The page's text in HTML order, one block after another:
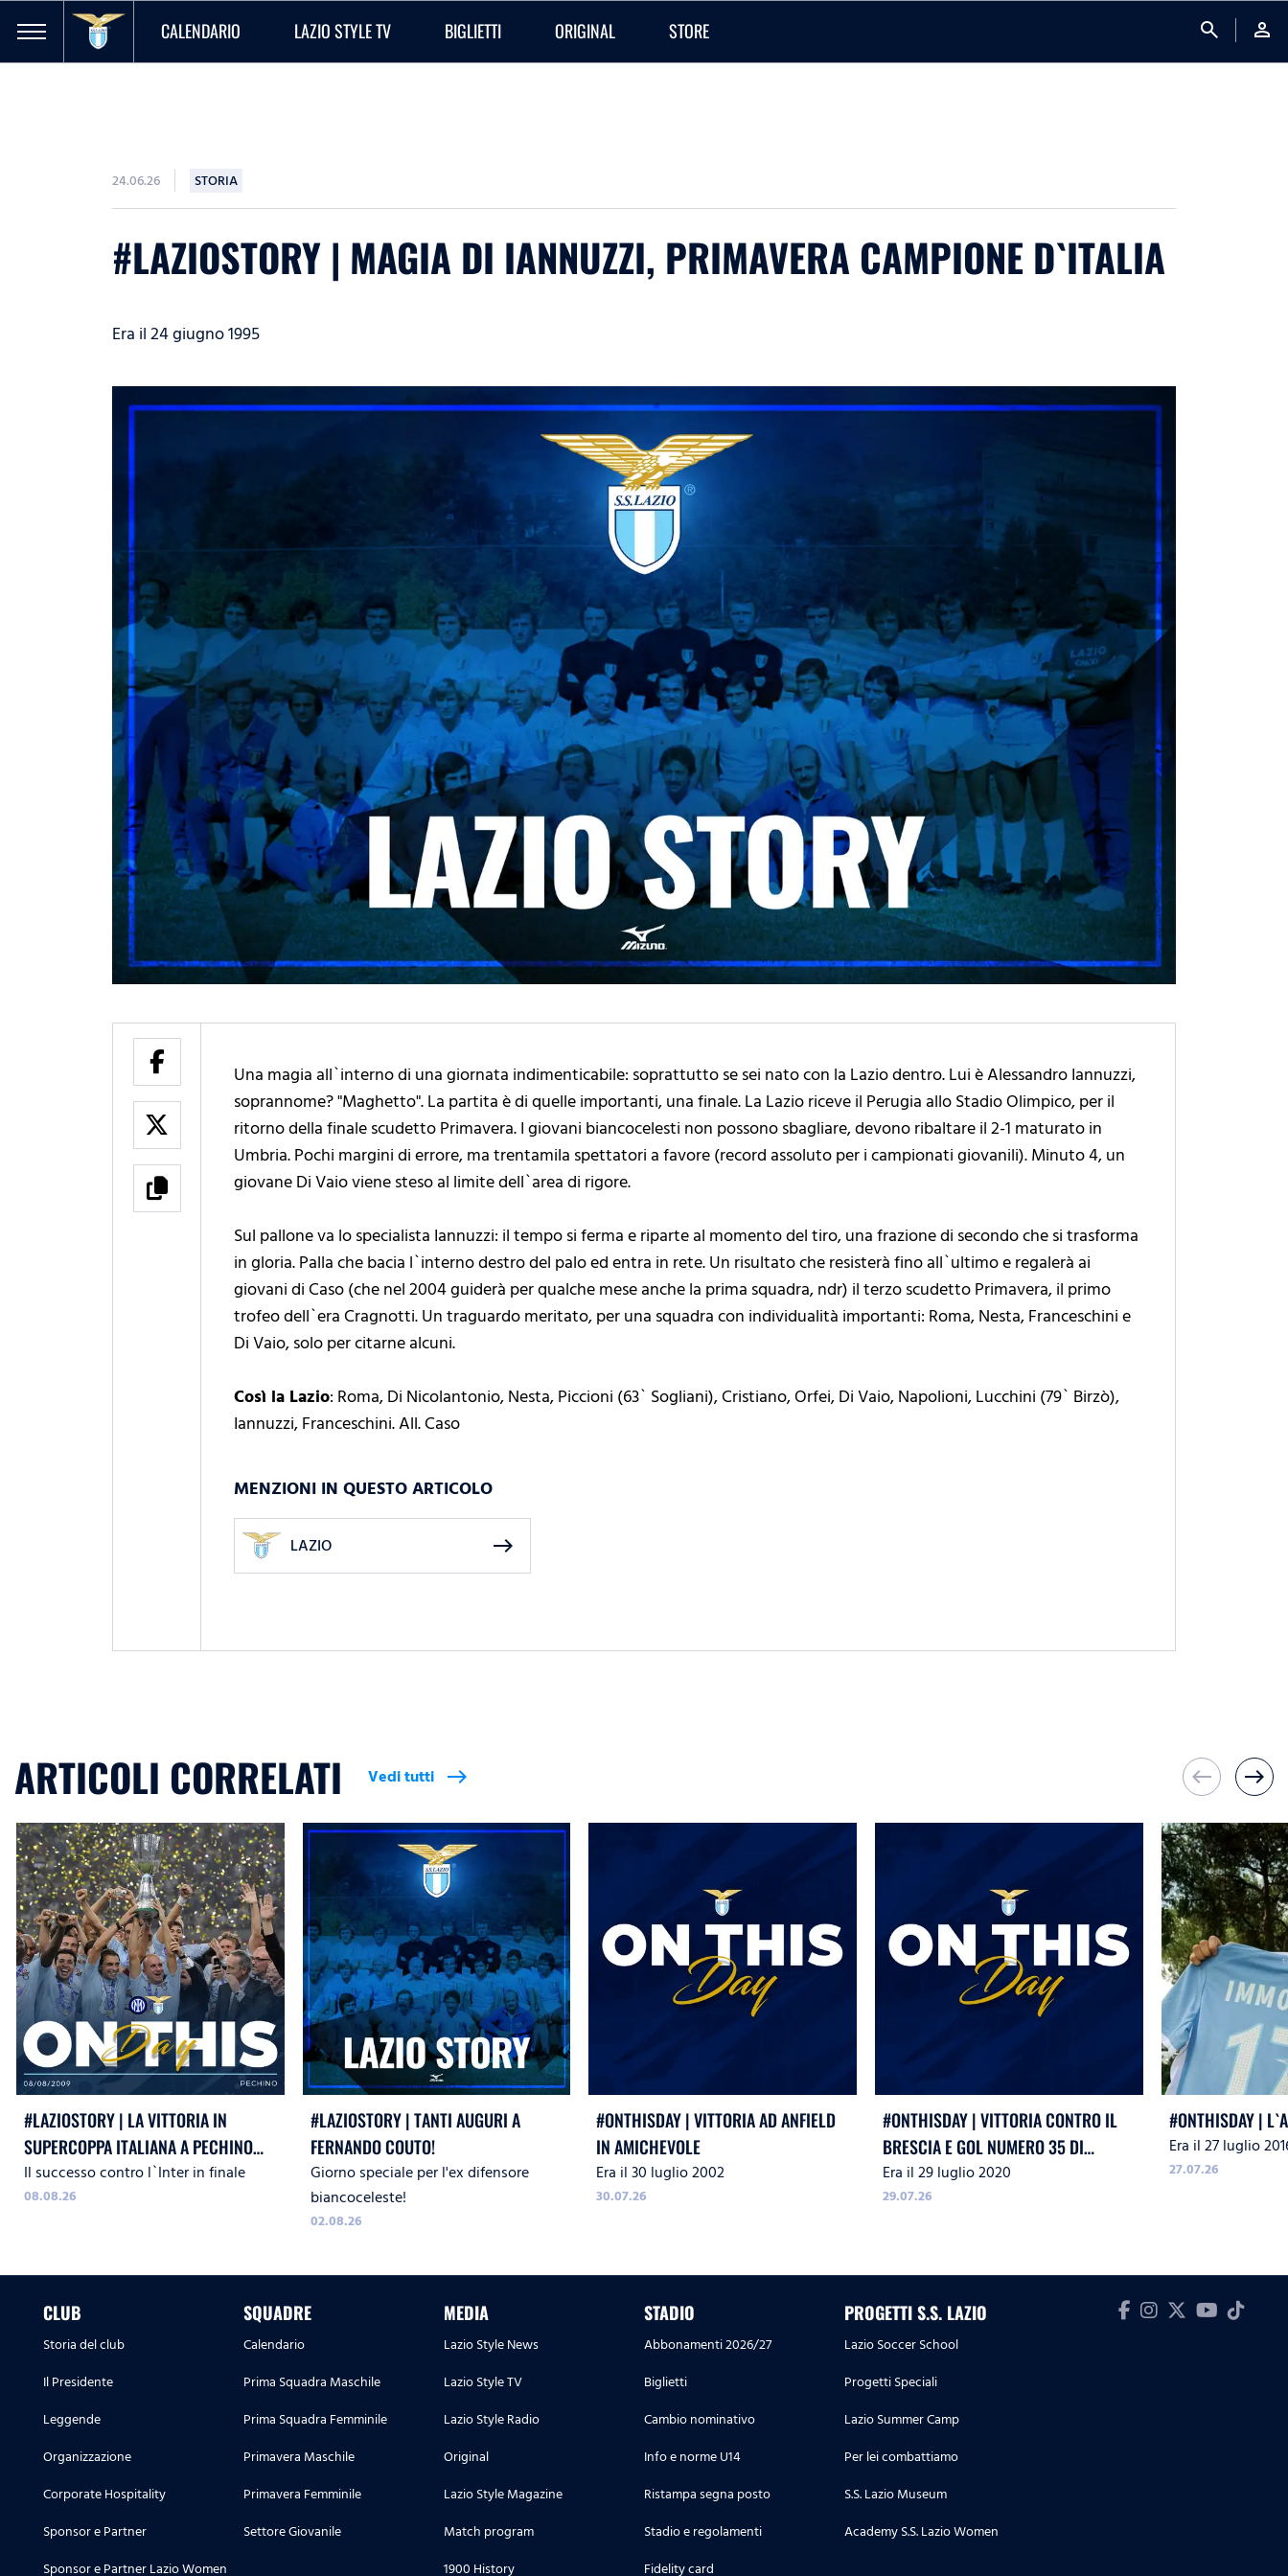
CALENDARIO LAZIO STYLE TV BIGLIETTI ORIGINAL STORE search person
24.06.26 STORIA
#LAZIOSTORY | MAGIA DI IANNUZZI, PRIMAVERA CAMPIONE D`ITALIA
Era il 24 giugno 1995
Una magia all`interno di una giornata indimenticabile: soprattutto se sei nato con la Lazio dentro. Lui è Alessandro Iannuzzi,
soprannome? "Maghetto". La partita è di quelle importanti, una finale. La Lazio riceve il Perugia allo Stadio Olimpico, per il
ritorno della finale scudetto Primavera. I giovani biancocelesti non possono sbagliare, devono ribaltare il 2-1 maturato in
Umbria. Pochi margini di errore, ma trentamila spettatori a favore (record assoluto per i campionati giovanili). Minuto 4, un
giovane Di Vaio viene steso al limite dell`area di rigore.
Sul pallone va lo specialista Iannuzzi: il tempo si ferma e riparte al momento del tiro, una frazione di secondo che si trasforma
in gloria. Palla che bacia l`interno destro del palo ed entra in rete. Un risultato che resisterà fino all`ultimo e regalerà ai
giovani di Caso (che nel 2004 guiderà per qualche mese anche la prima squadra, ndr) il terzo scudetto Primavera, il primo
trofeo dell`era Cragnotti. Un traguardo meritato, per una squadra con individualità importanti: Roma, Nesta, Franceschini e
Di Vaio, solo per citarne alcuni.
Così la Lazio: Roma, Di Nicolantonio, Nesta, Piccioni (63` Sogliani), Cristiano, Orfei, Di Vaio, Napolioni, Lucchini (79` Birzò),
Iannuzzi, Franceschini. All. Caso
MENZIONI IN QUESTO ARTICOLO
LAZIO east
ARTICOLI CORRELATI Vedi tutti east west east
#LAZIOSTORY | LA VITTORIA IN
SUPERCOPPA ITALIANA A PECHINO
CONTRO L`INTER
Il successo contro l`Inter in finale
08.08.26
#LAZIOSTORY | TANTI AUGURI A
FERNANDO COUTO!
Giorno speciale per l'ex difensore
biancoceleste!
02.08.26
#ONTHISDAY | VITTORIA AD ANFIELD
IN AMICHEVOLE
Era il 30 luglio 2002
30.07.26
#ONTHISDAY | VITTORIA CONTRO IL
BRESCIA E GOL NUMERO 35 DI
IMMOBILE
Era il 29 luglio 2020
29.07.26
#ONTHISDAY |
Era il 27 luglio
27.07.26
CLUB
Storia del club
Il Presidente
Leggende
Organizzazione
Corporate Hospitality
Sponsor e Partner
Sponsor e Partner Lazio Women
SQUADRE
Calendario
Prima Squadra Maschile
Prima Squadra Femminile
Primavera Maschile
Primavera Femminile
Settore Giovanile
MEDIA
Lazio Style News
Lazio Style TV
Lazio Style Radio
Original
Lazio Style Magazine
Match program
1900 History
STADIO
Abbonamenti 2026/27
Biglietti
Cambio nominativo
Info e norme U14
Ristampa segna posto
Stadio e regolamenti
Fidelity card
PROGETTI S.S. LAZIO
Lazio Soccer School
Progetti Speciali
Lazio Summer Camp
Per lei combattiamo
S.S. Lazio Museum
Academy S.S. Lazio Women